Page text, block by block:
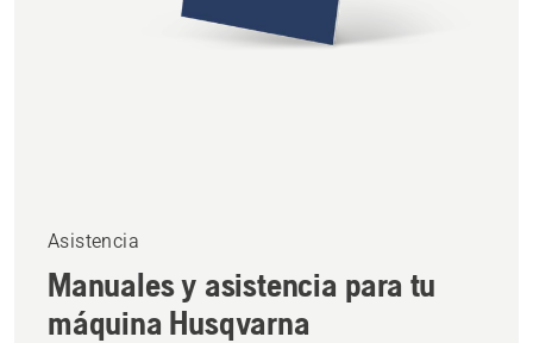
Asistencia
Manuales y asistencia para tu
máquina Husqvarna